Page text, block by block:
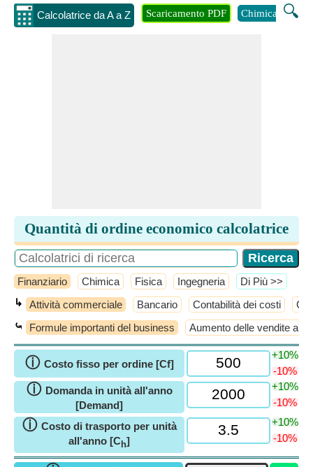
Calcolatrice da A a Z 🔍
Scaricamento PDF Chimica
Quantità di ordine economico calcolatrice
Finanziario Chimica Fisica Ingegneria ​Di Più >>
↳ Attività commerciale Bancario Contabilità dei costi
⤿ Formule importanti del business Aumento delle vendite al
ⓘ Costo fisso per ordine [Cf]
+10%
-10%
ⓘ Domanda in unità all'anno
[Demand]
+10%
-10%
ⓘ Costo di trasporto per unità
all'anno [Ch]
+10%
-10%